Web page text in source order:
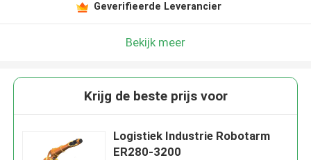
Geverifieerde Leverancier
Bekijk meer
Krijg de beste prijs voor
Logistiek Industrie Robotarm
ER280-3200